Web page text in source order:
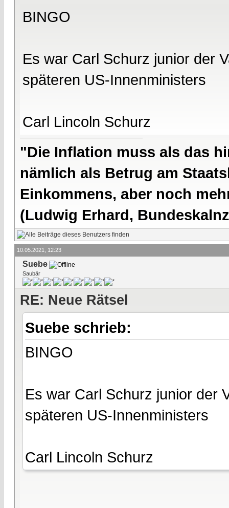
BINGO
Es war Carl Schurz junior der
späteren US-Innenministers
Carl Lincoln Schurz
"Die Inflation muss als das
nämlich als Betrug am
Einkommens, aber noch
(Ludwig Erhard,
10.05.2021, 12:23
Suebe
Saubär
RE: Neue Rätsel
Suebe schrieb:
BINGO
Es war Carl Schurz junior der
späteren US-Innenministers
Carl Lincoln Schurz